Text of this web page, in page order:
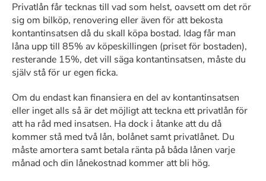
Privatlån får tecknas till vad som helst, oavsett om det rör
sig om bilköp, renovering eller även för att bekosta
kontantinsatsen då du skall köpa bostad. Idag får man
låna upp till 85% av köpeskillingen (priset för bostaden),
resterande 15%, det vill säga kontantinsatsen, måste du
själv stå för ur egen ficka.
Om du endast kan finansiera en del av kontantinsatsen
eller inget alls så är det möjligt att teckna ett privatlån för
att ha råd med insatsen. Ha dock i åtanke att du då
kommer stå med två lån, bolånet samt privatlånet. Du
måste amortera samt betala ränta på båda lånen varje
månad och din lånekostnad kommer att bli hög.